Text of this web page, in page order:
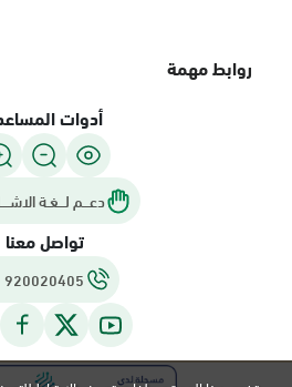
روابط مهمة
أدوات
دعـــم لـــغـة
تواصل معنا
920020405